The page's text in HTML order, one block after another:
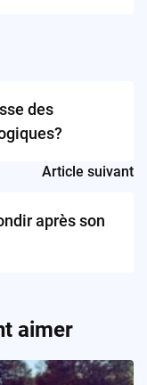
des
Article suivant
après son
aimer